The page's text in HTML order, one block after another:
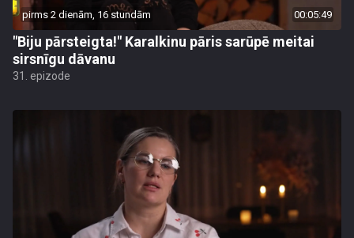
pirms 2 dienām, 16 stundām 00:05:49
"Biju pārsteigta!" Karalkinu pāris sarūpē meitai
sirsnīgu dāvanu
31. epizode